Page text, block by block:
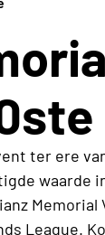
ter ere
Memorial
League.